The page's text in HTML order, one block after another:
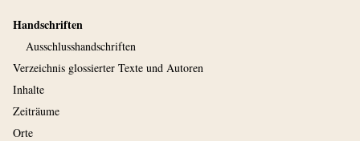
Handschriften
Ausschluss­handschriften
Verzeichnis glossierter Texte und Autoren
Inhalte
Zeiträume
Orte